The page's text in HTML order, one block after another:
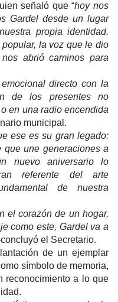
señaló que “hoy nos
Gardel desde un lugar
propia identidad.
la voz que le dio
abrió caminos para
directo con la
de los presentes no
en una radio encendida
municipal.
ese es su gran legado:
une generaciones a
nuevo aniversario lo
referente del arte
de nuestra
el corazón de un hogar,
como este, Gardel va a
concluyó el Secretario.
de un ejemplar
símbolo de memoria,
reconocimiento a lo que